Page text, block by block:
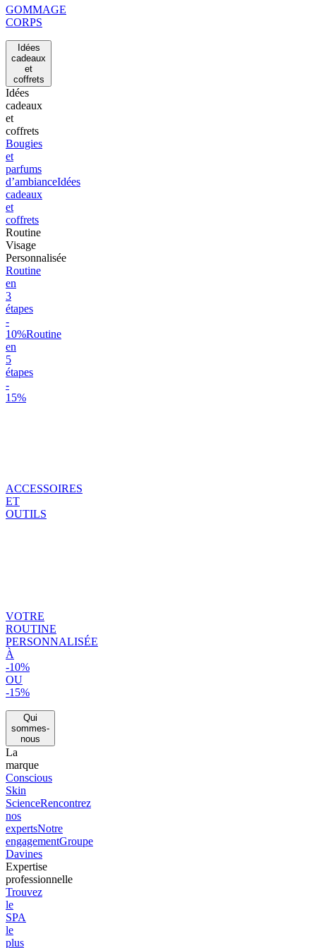
GOMMAGE
CORPS
Idées
cadeaux
et
coffrets
Idées
cadeaux
et
coffrets
Bougies
et
parfums
d’ambianceIdées
cadeaux
et
coffrets
Routine
Visage
Personnalisée
Routine
en
3
étapes
-
10%Routine
en
5
étapes
-
15%
ACCESSOIRES
ET
OUTILS
VOTRE
ROUTINE
PERSONNALISÉE
À
-10%
OU
-15%
Qui
sommes-
nous
La
marque
Conscious
Skin
ScienceRencontrez
nos
expertsNotre
engagementGroupe
Davines
Expertise
professionnelle
Trouvez
le
SPA
le
plus